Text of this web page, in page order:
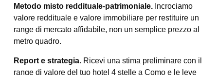
Metodo misto reddituale-patrimoniale. Incrociamo
valore reddituale e valore immobiliare per restituire un
range di mercato affidabile, non un semplice prezzo al
metro quadro.
Report e strategia. Ricevi una stima preliminare con il
range di valore del tuo hotel 4 stelle a Como e le leve